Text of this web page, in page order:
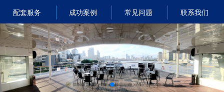
配套服务 成功案例 常见问题 联系我们